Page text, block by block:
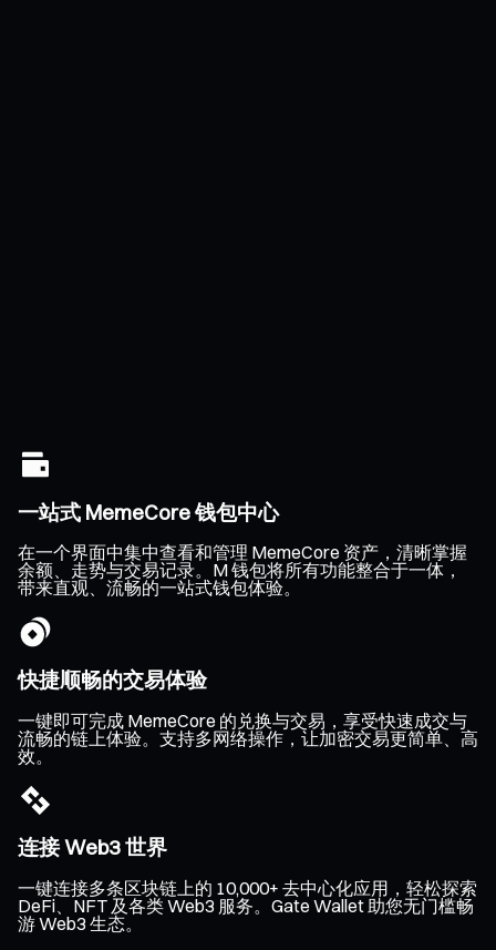
一站式 MemeCore 钱包中心
在一个界面中集中查看和管理 MemeCore 资产，清晰掌握
余额、走势与交易记录。M 钱包将所有功能整合于一体，
带来直观、流畅的一站式钱包体验。
快捷顺畅的交易体验
一键即可完成 MemeCore 的兑换与交易，享受快速成交与
流畅的链上体验。支持多网络操作，让加密交易更简单、高
效。
连接 Web3 世界
一键连接多条区块链上的 10,000+ 去中心化应用，轻松探索
DeFi、NFT 及各类 Web3 服务。Gate Wallet 助您无门槛畅
游 Web3 生态。